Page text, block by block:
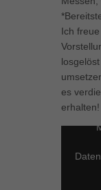
Ich
es
erhalten!